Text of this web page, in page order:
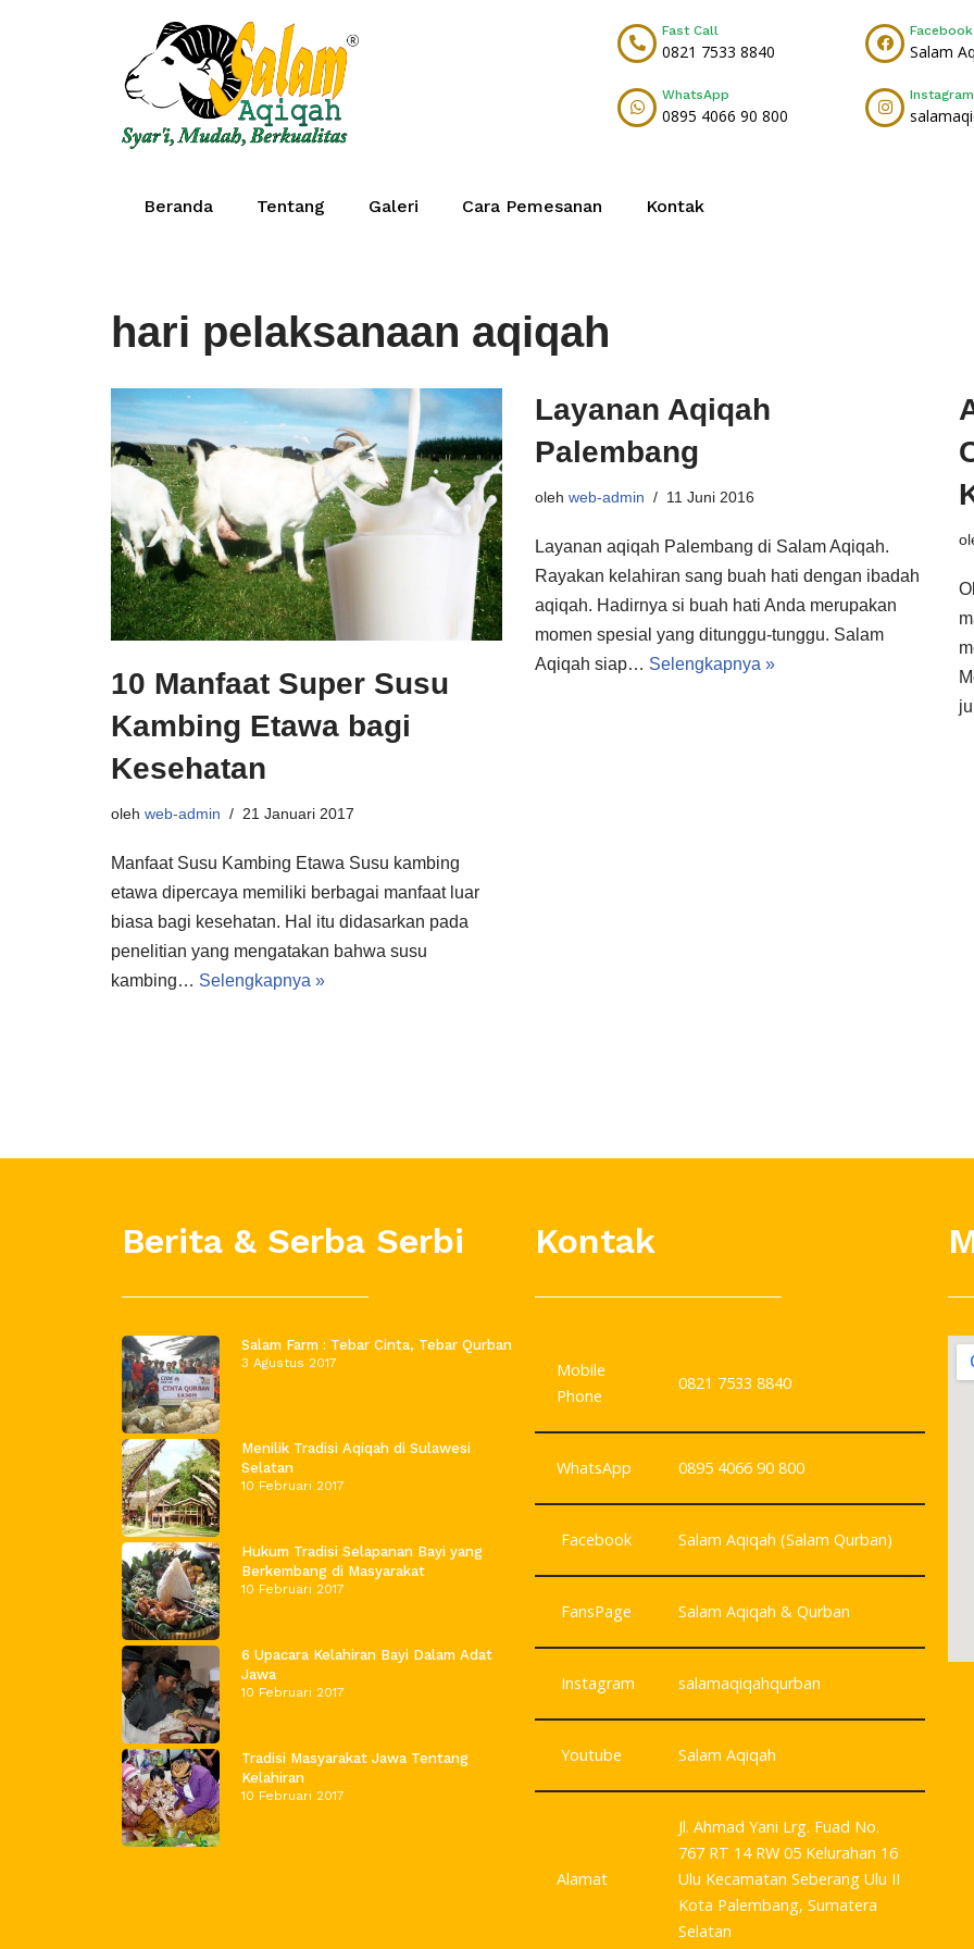
Fast Call
0821 7533 8840
WhatsApp
0895 4066 90 800
Facebook
Salam
Instagram
Beranda Tentang Galeri Cara Pemesanan Kontak
hari pelaksanaan aqiqah
10 Manfaat Super Susu
Kambing Etawa bagi
Kesehatan
oleh web-admin 21 Januari 2017
Manfaat Susu Kambing Etawa Susu kambing
etawa dipercaya memiliki berbagai manfaat luar
biasa bagi kesehatan. Hal itu didasarkan pada
penelitian yang mengatakan bahwa susu
kambing… Selengkapnya »
Layanan Aqiqah
Palembang
oleh web-admin 11 Juni 2016
Layanan aqiqah Palembang di Salam Aqiqah.
Rayakan kelahiran sang buah hati dengan ibadah
aqiqah. Hadirnya si buah hati Anda merupakan
momen spesial yang ditunggu-tunggu. Salam
Aqiqah siap… Selengkapnya »
Berita & Serba Serbi
Salam Farm : Tebar Cinta, Tebar Qurban
3 Agustus 2017
Menilik Tradisi Aqiqah di Sulawesi
Selatan
10 Februari 2017
Hukum Tradisi Selapanan Bayi yang
Berkembang di Masyarakat
10 Februari 2017
6 Upacara Kelahiran Bayi Dalam Adat
Jawa
10 Februari 2017
Tradisi Masyarakat Jawa Tentang
Kelahiran
10 Februari 2017
Kontak
Mobile
Phone
0821 7533 8840
WhatsApp 0895 4066 90 800
Facebook Salam Aqiqah (Salam Qurban)
FansPage Salam Aqiqah & Qurban
Instagram salamaqiqahqurban
Youtube Salam Aqiqah
Alamat
Jl. Ahmad Yani Lrg. Fuad No.
767 RT 14 RW 05 Kelurahan 16
Ulu Kecamatan Seberang Ulu II
Kota Palembang, Sumatera
Selatan